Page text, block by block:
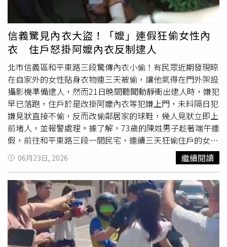
後，要停下來又會有多麼困難。同時，他剛好遭遇到公寓被
闖空門的經歷，讓他對於「隱私被侵犯」的主題產生興趣，
他對此表示：「我們共同遵守的社會規範，讓我們得以一起
生活，但我對那些選擇不再遵守規範的人開始感到好奇，他
們為什麼會這麼做？又是什麼驅使他們跨越那條界線？」也
因此他融合兩者，開始發展本片劇本。克里斯多福諾蘭透露
因為他公寓被闖空門，讓他催生出《跟蹤》靈感，圖為男主
角傑瑞米西奧伯德。（圖／采昌提供）克里斯多福諾蘭在製
作首部長片《跟蹤》時，找來親朋好友共同拍攝，利用工作
之餘的週末，每次拍兩到三分鐘片段，耗時一年，一點一滴
累積而成。而他知名的「非線性敘事」手法，也在撰寫本片
劇本時早已決定，這不僅是創作上的考量，他更透露：「這
真的是一部完全沒預算的電影，而我寫劇本時，就已經考慮
到這點，所以非線性的結構，反而幫助我們以一種很自然的
方式維持連戲。」拍攝期間，相較於傳統形式，會讓整場戲
的所有內容拍攝齊全，他在現場卻只拍攝必要的片段與對
話，更會在拍攝當下於腦海當中事先「剪輯」電影。如此一
來，不僅能夠節省底片成本，他更認為是身為導演的重要紀
律：「在腦中就已經決定成片會是什麼樣子，我認為是一種
很有價值的能力，特別是在拍攝進度緊迫、光線快要消失，
信義驚見內衣大盜！「嬤」連假狂偷女性內
衣 住戶怒掛阿嬤內衣反制逮人
北市信義區和平東路三段驚傳內衣小偷！有民眾近期發現晾
在自家外的女性貼身衣物連三天被偷，讓他氣得在門外架設
攝影機準備逮人，然而21日晚間聽聞動靜衝出逮人時，嫌犯
早已落跑，住戶於是改掛阿嬤內衣等犯嫌上門，未料隔日犯
嫌見狀直接不偷，反而改偷鄰居家的球鞋，幾人見狀立即上
前堵人，並報警處理。據了解，73歲的陳姓男子趁著端午連
假，前往和平東路三段一間民宅，連續三天狂偷住戶的女性
內衣褲，讓住戶氣得怒裝監視器逮人，同時改掛阿嬤內衣，
就等犯嫌上勾。未料，陳姓男子22日凌晨再度前往犯案，其
發現原本的女性內衣褲竟換成阿嬤內衣，直接放棄不偷，反
而盯上鄰居家的球鞋，將球鞋偷走，卻被早已守株待兔的住
戶衝出門逮住，並報警處理。警方獲報到場後，發現陳男身
著女裝，當場將人逮捕到案。全案依竊盜罪嫌移送偵辦。信
義分局籲請民眾加強住家周邊防竊措施，若發現可疑人士於
社區周邊徘徊，請立即通報警方，共同維護居住安全環境。
06月23日, 2026 繼續閱讀